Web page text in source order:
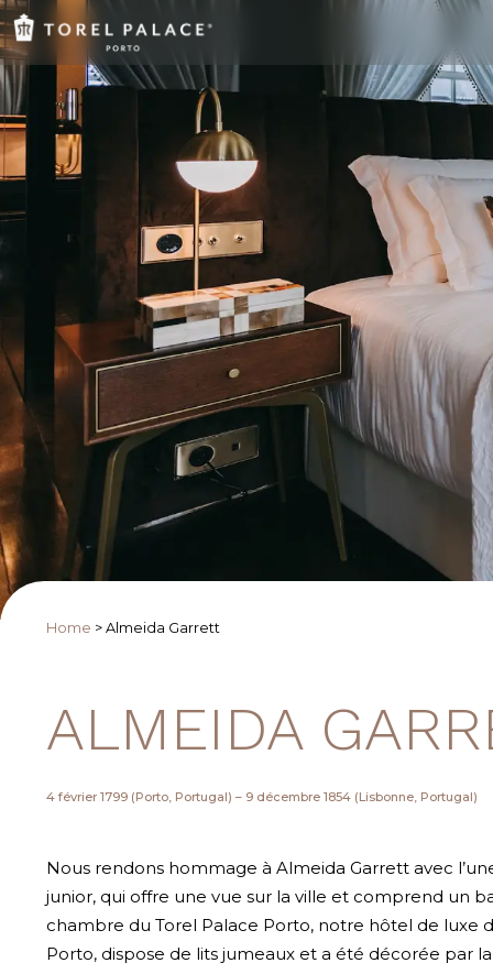
Home > Almeida Garrett
ALMEIDA
4 février 1799 (Porto, Portugal) – 9 décembre 1854 (Lisbonne, Portugal)
Nous rendons hommage à Almeida Garrett avec
junior, qui offre une vue sur la ville et comprend un
chambre du Torel Palace Porto, notre hôtel de luxe
Porto, dispose de lits jumeaux et a été décorée par